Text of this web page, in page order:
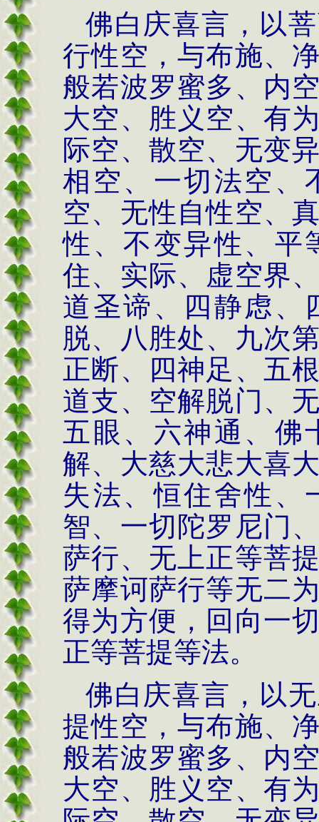
佛白庆喜言，以
行性空，与布施、
般若波罗蜜多、内
大空、胜义空、有
际空、散空、无变
相空、一切法空、
空、无性自性空、
性、不变异性、平
住、实际、虚空界
道圣谛、四静虑、
脱、八胜处、九次
正断、四神足、五
道支、空解脱门、
五眼、六神通、佛
解、大慈大悲大喜
失法、恒住舍性、
智、一切陀罗尼门
萨行、无上正等菩
萨摩诃萨行等无二
得为方便，回向一
正等菩提等法。
佛白庆喜言，以
提性空，与布施、
般若波罗蜜多、内
大空、胜义空、有